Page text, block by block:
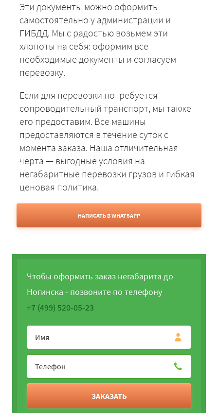
Эти документы можно оформить
самостоятельно у администрации и
ГИБДД. Мы с радостью возьмем эти
хлопоты на себя: оформим все
необходимые документы и согласуем
перевозку.
Если для перевозки потребуется
сопроводительный транспорт, мы также
его предоставим. Все машины
предоставляются в течение суток с
момента заказа. Наша отличительная
черта — выгодные условия на
негабаритные перевозки грузов и гибкая
ценовая политика.
НАПИСАТЬ В WHATSAPP
Чтобы оформить заказ негабарита до
Ногинска - позвоните по телефону
+7 (499) 520-05-23
ЗАКАЗАТЬ